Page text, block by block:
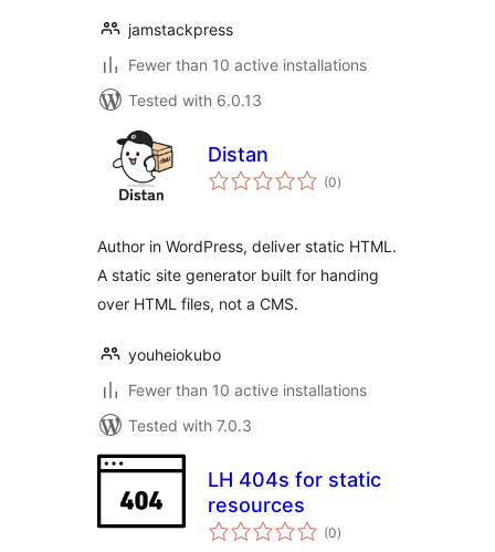
jamstackpress
Fewer than 10 active installations
Tested with 6.0.13
Distan
(0total
ratings
)
Author in WordPress, deliver static HTML.
A static site generator built for handing
over HTML files, not a CMS.
youheiokubo
Fewer than 10 active installations
Tested with 7.0.3
LH 404s for static
resources
(0total
ratings
)